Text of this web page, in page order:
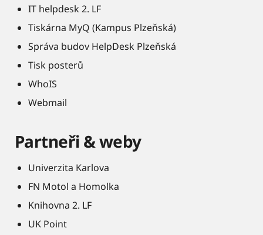
IT helpdesk 2. LF
Tiskárna MyQ (Kampus Plzeňská)
Správa budov HelpDesk Plzeňská
Tisk posterů
WhoIS
Webmail
Partneři & weby
Univerzita Karlova
FN Motol a Homolka
Knihovna 2. LF
UK Point